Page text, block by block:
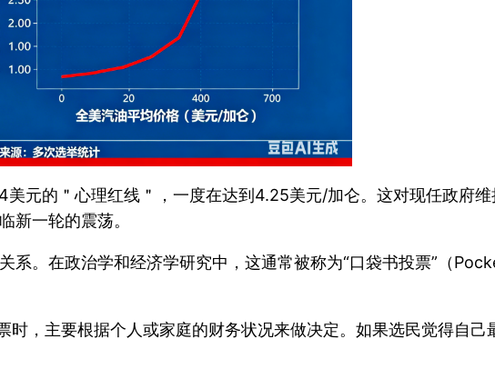
元的＂心理红线＂，一度在达到4.25美元/加仑。这对现任政府
新一轮的震荡。
系。在政治学和经济学研究中，这通常被称为“口袋书投票”（
时，主要根据个人或家庭的财务状况来做决定。如果选民觉得自